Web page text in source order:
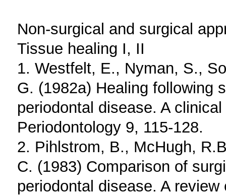
Non-surgical and surgical
Tissue healing Ι, II
1. Westfelt, E., Nyman, S.,
G. (1982a) Healing following
periodontal disease. A
Periodontology 9, 115-128.
2. Pihlstrom, B., McHugh,
C. (1983) Comparison of
periodontal disease. A